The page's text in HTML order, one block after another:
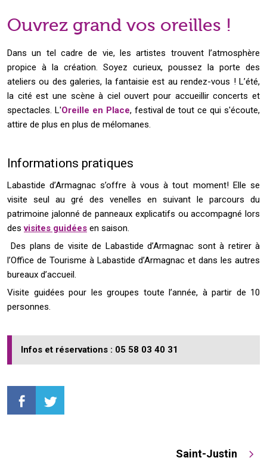
Ouvrez grand vos oreilles !
Dans un tel cadre de vie, les artistes trouvent l’atmosphère
propice à la création. Soyez curieux, poussez la porte des
ateliers ou des galeries, la fantaisie est au rendez-vous ! L’été,
la cité est une scène à ciel ouvert pour accueillir concerts et
spectacles. L'Oreille en Place, festival de tout ce qui s'écoute,
attire de plus en plus de mélomanes.
Informations pratiques
Labastide d’Armagnac s’offre à vous à tout moment! Elle se
visite seul au gré des venelles en suivant le parcours du
patrimoine jalonné de panneaux explicatifs ou accompagné lors
desvisites guidées en saison.
Des plans de visite de Labastide d’Armagnac sont à retirer à
l’Office de Tourisme à Labastide d’Armagnac et dans les autres
bureaux d’accueil.
Visite guidées pour les groupes toute l’année, à partir de 10
personnes.
Infos et réservations : 05 58 03 40 31
Saint-Justin